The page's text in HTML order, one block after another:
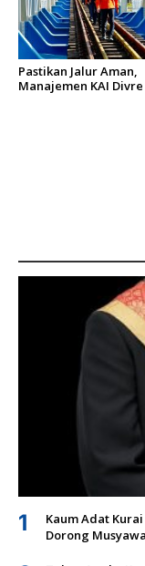
Pastikan Jalur Aman,
Manajemen KAI Divre
1
Kaum Adat
Dorong